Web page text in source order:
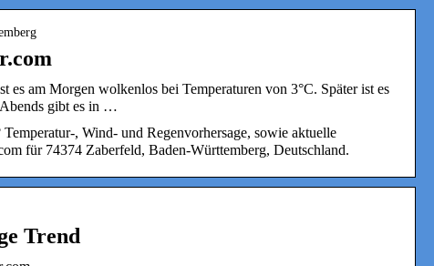
es am Morgen wolkenlos bei Temperaturen von 3°C. Später ist es
gibt es in …
, Wind- und Regenvorhersage, sowie aktuelle
für 74374 Zaberfeld, Baden-Württemberg, Deutschland.
Trend